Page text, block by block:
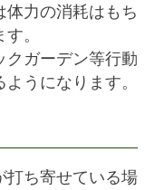
力の消耗はもち
。
クガーデン等行動
うになります。
打ち寄せている場